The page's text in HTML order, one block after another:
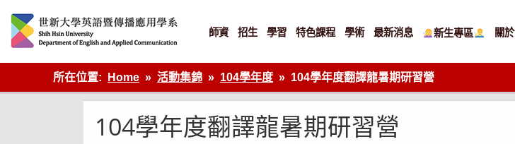
content
英語傳播
師資 招生 學習 特色課程 學術 最新消息 新生專區 關於
所在位置: Home 活動集錦 104學年度 104學年度翻譯龍暑期研習營
104學年度翻譯龍暑期研習營